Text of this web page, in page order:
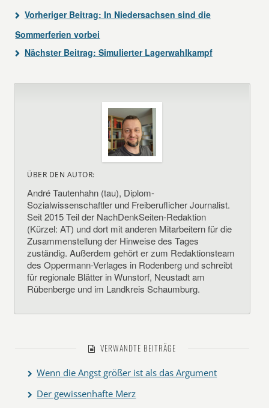
Vorheriger Beitrag: In Niedersachsen sind die
Sommerferien vorbei
Nächster Beitrag: Simulierter Lagerwahlkampf
ÜBER DEN AUTOR:
André Tautenhahn (tau), Diplom-
Sozialwissenschaftler und Freiberuflicher Journalist.
Seit 2015 Teil der NachDenkSeiten-Redaktion
(Kürzel: AT) und dort mit anderen Mitarbeitern für die
Zusammenstellung der Hinweise des Tages
zuständig. Außerdem gehört er zum Redaktionsteam
des Oppermann-Verlages in Rodenberg und schreibt
für regionale Blätter in Wunstorf, Neustadt am
Rübenberge und im Landkreis Schaumburg.
VERWANDTE BEITRÄGE
Wenn die Angst größer ist als das Argument
Der gewissenhafte Merz